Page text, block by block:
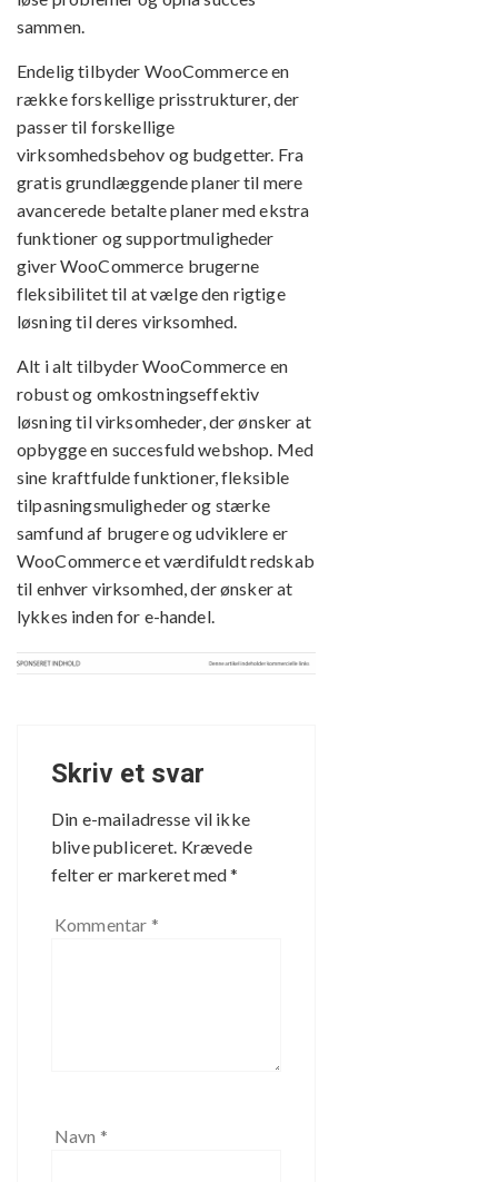
sammen.
Endelig tilbyder WooCommerce en
række forskellige prisstrukturer, der
passer til forskellige
virksomhedsbehov og budgetter. Fra
gratis grundlæggende planer til mere
avancerede betalte planer med ekstra
funktioner og supportmuligheder
giver WooCommerce brugerne
fleksibilitet til at vælge den rigtige
løsning til deres virksomhed.
Alt i alt tilbyder WooCommerce en
robust og omkostningseffektiv
løsning til virksomheder, der ønsker at
opbygge en succesfuld webshop. Med
sine kraftfulde funktioner, fleksible
tilpasningsmuligheder og stærke
samfund af brugere og udviklere er
WooCommerce et værdifuldt redskab
til enhver virksomhed, der ønsker at
lykkes inden for e-handel.
Skriv et svar
Din e-mailadresse vil ikke
blive publiceret. Krævede
felter er markeret med*
Kommentar *
Navn *